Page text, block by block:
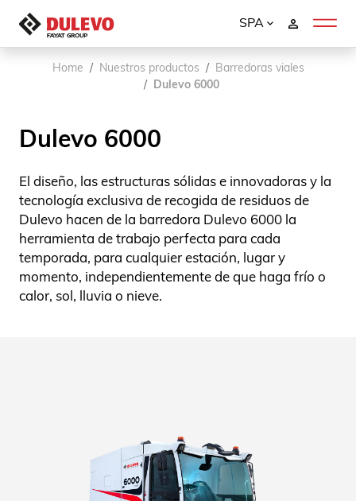
SPA
Home Nuestros productos
Barredoras viales
Dulevo 6000
Dulevo 6000
El diseño, las estructuras sólidas e innovadoras y la
tecnología exclusiva de recogida de residuos de
Dulevo hacen de la barredora Dulevo 6000 la
herramienta de trabajo perfecta para cada
temporada, para cualquier estación, lugar y
momento, independientemente de que haga frío o
calor, sol, lluvia o nieve.